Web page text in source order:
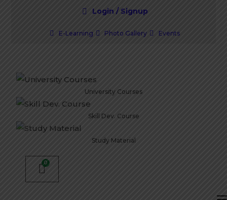
Login / Signup
E-Learning Photo Gallery Events
University Courses
Skill Dev. Course
Study Material